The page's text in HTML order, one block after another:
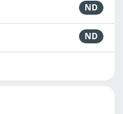
ND
ND